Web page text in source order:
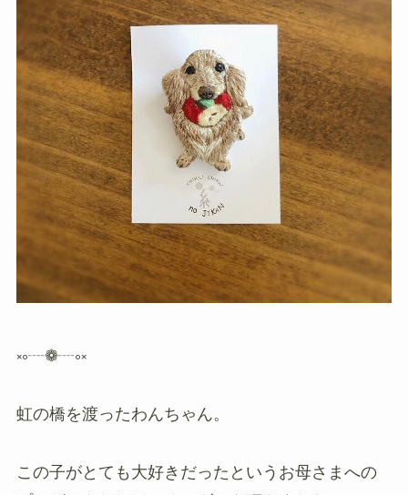
༝༚┈❁┈༚༝
虹の橋を渡ったわんちゃん。
この子がとても大好きだったというお母さまへの